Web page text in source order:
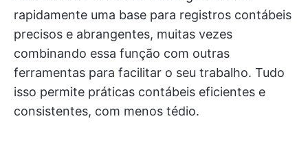
rapidamente uma base para registros contábeis
precisos e abrangentes, muitas vezes
combinando essa função com outras
ferramentas para facilitar o seu trabalho. Tudo
isso permite práticas contábeis eficientes e
consistentes, com menos tédio.